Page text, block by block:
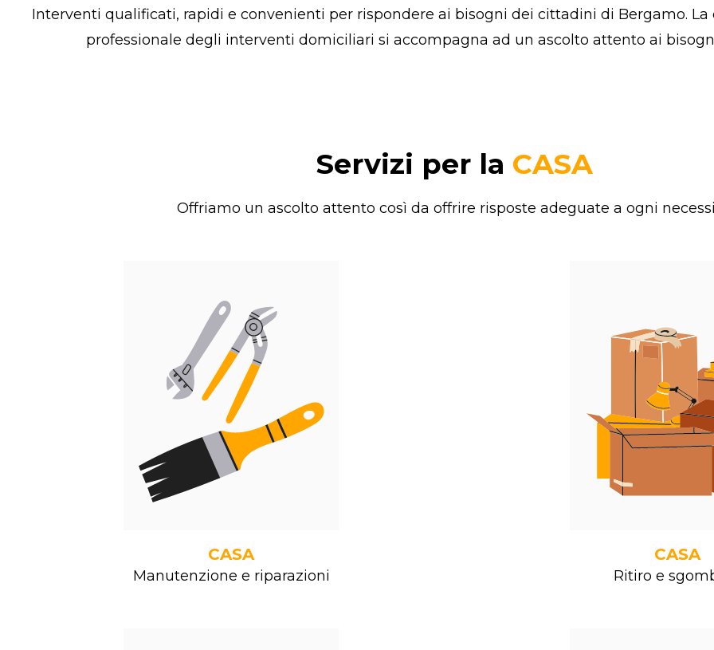
Interventi qualificati, rapidi e convenienti per rispondere ai bisogni dei cittadini di Bergamo.
professionale degli interventi domiciliari si accompagna ad un ascolto attento ai
Servizi per la CASA
Offriamo un ascolto attento così da offrire risposte adeguate a ogni
CASA
Manutenzione e riparazioni
CASA
Ritiro e